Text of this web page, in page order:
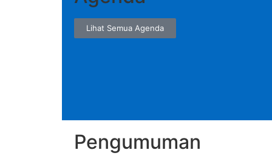
Lihat Semua Agenda
Pengumuman